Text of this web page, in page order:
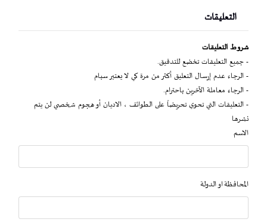
التعليقات
شروط التعليقات
- جميع التعليقات تخضع للتدقيق.
- الرجاء عدم إرسال التعليق أكثر من مرة كي لا يعتبر سبام
- الرجاء معاملة الآخرين باحترام.
- التعليقات التي تحوي تحريضاً على الطوائف ، الاديان أو هجوم شخصي لن يتم
نشرها
الاسم
المحافظة او الدولة